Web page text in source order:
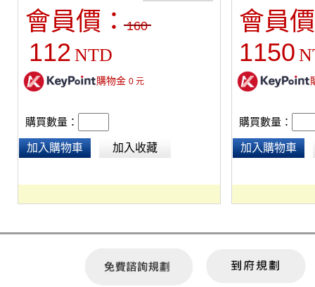
件。
會員價：160
112 NTD
購物金 0元
購買數量：
加入購物車 加入收藏
會員
1150
購買數量：
加入購物車